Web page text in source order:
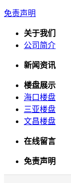
免责声明
关于我们
公司简介
新闻资讯
楼盘展示
海口楼盘
三亚楼盘
文昌楼盘
在线留言
免责声明